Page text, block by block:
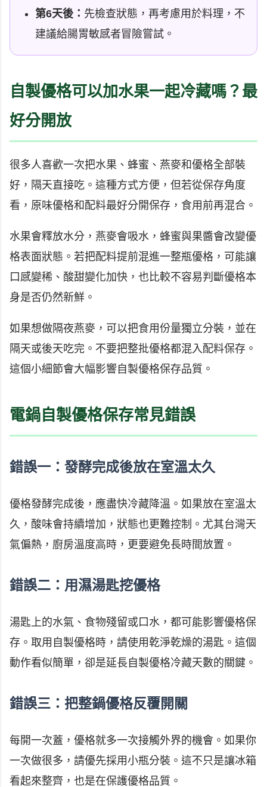
第6天後： 先檢查狀態，再考慮用於料理，不
建議給腸胃敏感者冒險嘗試。
自製優格可以加水果一起冷藏嗎？最
好分開放
很多人喜歡一次把水果、蜂蜜、燕麥和優格全部裝
好，隔天直接吃。這種方式方便，但若從保存角度
看，原味優格和配料最好分開保存，食用前再混合。
水果會釋放水分，燕麥會吸水，蜂蜜與果醬會改變優
格表面狀態。若把配料提前混進一整瓶優格，可能讓
口感變稀、酸甜變化加快，也比較不容易判斷優格本
身是否仍然新鮮。
如果想做隔夜燕麥，可以把食用份量獨立分裝，並在
隔天或後天吃完。不要把整批優格都混入配料保存。
這個小細節會大幅影響自製優格保存品質。
電鍋自製優格保存常見錯誤
錯誤一：發酵完成後放在室溫太久
優格發酵完成後，應盡快冷藏降溫。如果放在室溫太
久，酸味會持續增加，狀態也更難控制。尤其台灣天
氣偏熱，廚房溫度高時，更要避免長時間放置。
錯誤二：用濕湯匙挖優格
湯匙上的水氣、食物殘留或口水，都可能影響優格保
存。取用自製優格時，請使用乾淨乾燥的湯匙。這個
動作看似簡單，卻是延長自製優格冷藏天數的關鍵。
錯誤三：把整鍋優格反覆開關
每開一次蓋，優格就多一次接觸外界的機會。如果你
一次做很多，請優先採用小瓶分裝。這不只是讓冰箱
看起來整齊，也是在保護優格品質。